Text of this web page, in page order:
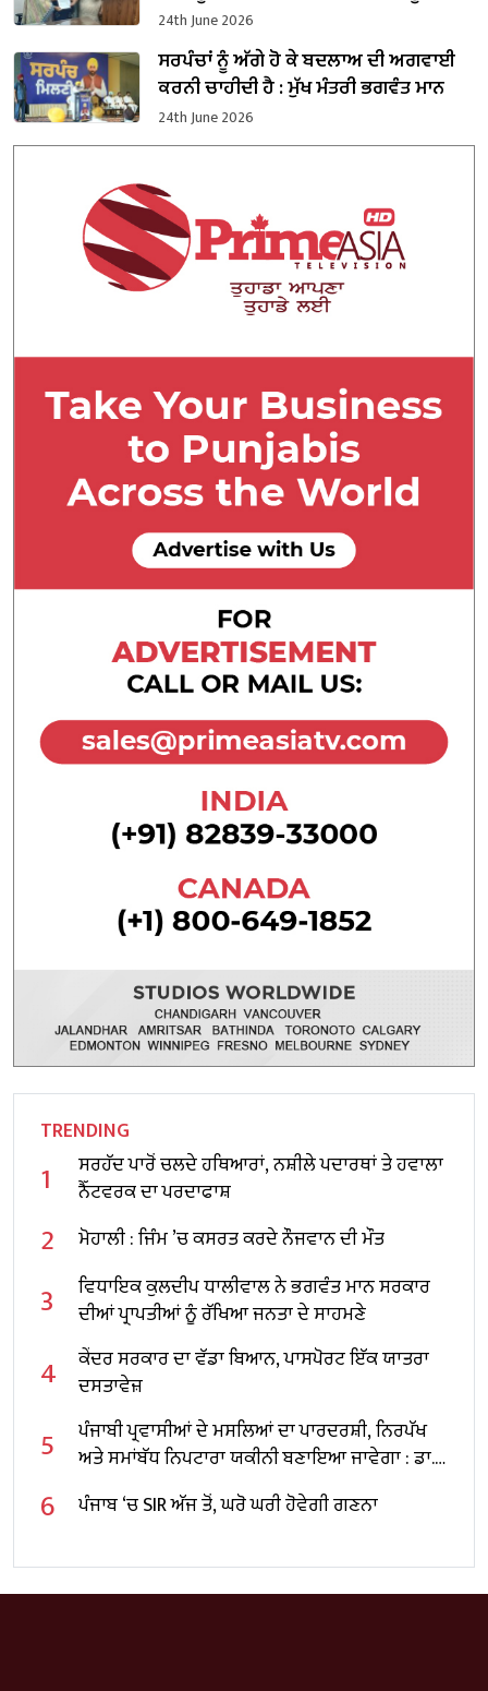
ਮਿਲਿਆ
24th June 2026
ਸਰਪੰਚਾਂ ਨੂੰ ਅੱਗੇ ਹੋ ਕੇ ਬਦਲਾਅ ਦੀ ਅਗਵਾਈ
ਕਰਨੀ ਚਾਹੀਦੀ ਹੈ : ਮੁੱਖ ਮੰਤਰੀ ਭਗਵੰਤ ਮਾਨ
24th June 2026
TRENDING
1
ਸਰਹੱਦ ਪਾਰੋਂ ਚਲਦੇ ਹਥਿਆਰਾਂ, ਨਸ਼ੀਲੇ ਪਦਾਰਥਾਂ ਤੇ ਹਵਾਲਾ
ਨੈੱਟਵਰਕ ਦਾ ਪਰਦਾਫਾਸ਼
2 ਮੋਹਾਲੀ : ਜਿੰਮ ’ਚ ਕਸਰਤ ਕਰਦੇ ਨੌਜਵਾਨ ਦੀ ਮੌਤ
3
ਵਿਧਾਇਕ ਕੁਲਦੀਪ ਧਾਲੀਵਾਲ ਨੇ ਭਗਵੰਤ ਮਾਨ ਸਰਕਾਰ
ਦੀਆਂ ਪ੍ਰਾਪਤੀਆਂ ਨੂੰ ਰੱਖਿਆ ਜਨਤਾ ਦੇ ਸਾਹਮਣੇ
4
ਕੇਂਦਰ ਸਰਕਾਰ ਦਾ ਵੱਡਾ ਬਿਆਨ, ਪਾਸਪੋਰਟ ਇੱਕ ਯਾਤਰਾ
ਦਸਤਾਵੇਜ਼
5
ਪੰਜਾਬੀ ਪ੍ਰਵਾਸੀਆਂ ਦੇ ਮਸਲਿਆਂ ਦਾ ਪਾਰਦਰਸ਼ੀ, ਨਿਰਪੱਖ
ਅਤੇ ਸਮਾਂਬੱਧ ਨਿਪਟਾਰਾ ਯਕੀਨੀ ਬਣਾਇਆ ਜਾਵੇਗਾ : ਡਾ.
6 ਪੰਜਾਬ ‘ਚ SIR ਅੱਜ ਤੋਂ, ਘਰੋ ਘਰੀ ਹੋਵੇਗੀ ਗਣਨਾ